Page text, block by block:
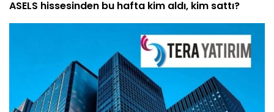
ASELS hissesinden bu hafta kim aldı, kim sattı?